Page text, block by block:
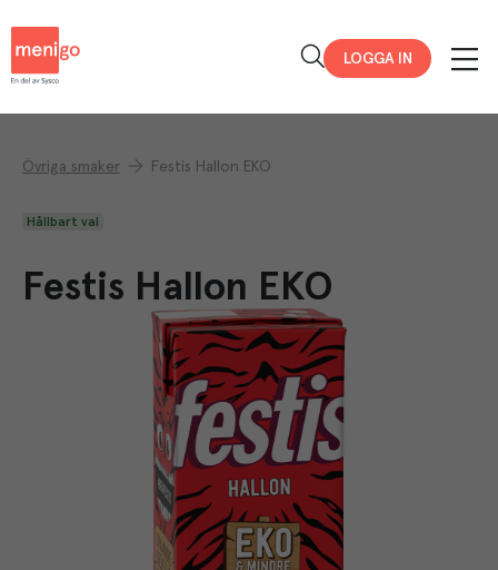
LOGGA IN
Övriga smaker Festis Hallon EKO
Hållbart val
Festis Hallon EKO